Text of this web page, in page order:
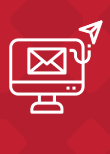
kulturalne i edukacyjne
Piłsudski i zmiany
wizerunku